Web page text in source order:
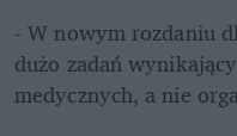
- W nowym rozdaniu
dużo zadań
medycznych, a nie